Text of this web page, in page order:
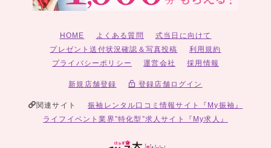
HOME よくある質問
式当日に向けて
プレゼント送付状況確認＆写真投稿
利用規約
プライバシーポリシー
運営会社 採用情報
新規店舗登録 登録店舗ログイン
関連サイト
振袖レンタル口コミ情報サイト『My振袖』
ライフイベント業界”特化型”求人サイト『My求人』